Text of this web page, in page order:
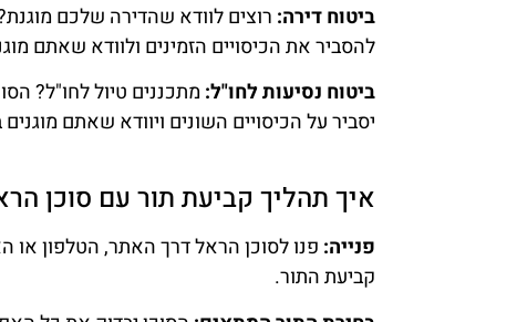
ביטוח דירה: רוצים לוודא שהדירה שלכם
להסביר את הכיסויים הזמינים ולוודא שאתם
ביטוח נסיעות לחו"ל: מתכננים טיול לחו"ל?
יסביר על הכיסויים השונים ויוודא שאתם
איך תהליך קביעת תור עם סוכן
פנייה: פנו לסוכן הראל דרך האתר, הטלפון או
קביעת התור.